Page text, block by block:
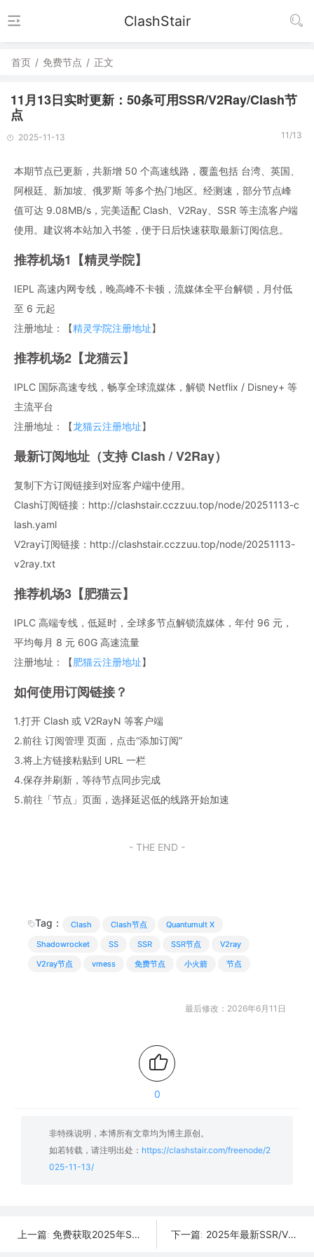
ClashStair
首页 / 免费节点 / 正文
11月13日实时更新：50条可用SSR/V2Ray/Clash节
点
2025-11-13 11/13
本期节点已更新，共新增 50 个高速线路，覆盖包括 台湾、英国、
阿根廷、新加坡、俄罗斯 等多个热门地区。经测速，部分节点峰
值可达 9.08MB/s，完美适配 Clash、V2Ray、SSR 等主流客户端
使用。建议将本站加入书签，便于日后快速获取最新订阅信息。
推荐机场1【精灵学院】
IEPL 高速内网专线，晚高峰不卡顿，流媒体全平台解锁，月付低
至 6 元起
注册地址：【精灵学院注册地址】
推荐机场2【龙猫云】
IPLC 国际高速专线，畅享全球流媒体，解锁 Netflix / Disney+ 等
主流平台
注册地址：【龙猫云注册地址】
最新订阅地址（支持 Clash / V2Ray）
复制下方订阅链接到对应客户端中使用。
Clash订阅链接：http://clashstair.cczzuu.top/node/20251113-c
lash.yaml
V2ray订阅链接：http://clashstair.cczzuu.top/node/20251113-
v2ray.txt
推荐机场3【肥猫云】
IPLC 高端专线，低延时，全球多节点解锁流媒体，年付 96 元，
平均每月 8 元 60G 高速流量
注册地址：【肥猫云注册地址】
如何使用订阅链接？
1.打开 Clash 或 V2RayN 等客户端
2.前往 订阅管理 页面，点击“添加订阅”
3.将上方链接粘贴到 URL 一栏
4.保存并刷新，等待节点同步完成
5.前往「节点」页面，选择延迟低的线路开始加速
- THE END -
Tag： Clash Clash节点
Quantumult X
Shadowrocket
SS SSR SSR节点
V2ray
V2ray节点
vmess 免费节点 小火箭 节点
最后修改：2026年6月11日
0
非特殊说明，本博所有文章均为博主原创。
如若转载，请注明出处： https://clashstair.com/freenode/2
025-11-13/
上一篇: 免费获取2025年SSR/V2Ray/Clash节点 | 11月14日可用 下一篇: 2025年最新SSR/V2Ray/Clash节点分享 | 11月12日实时可用